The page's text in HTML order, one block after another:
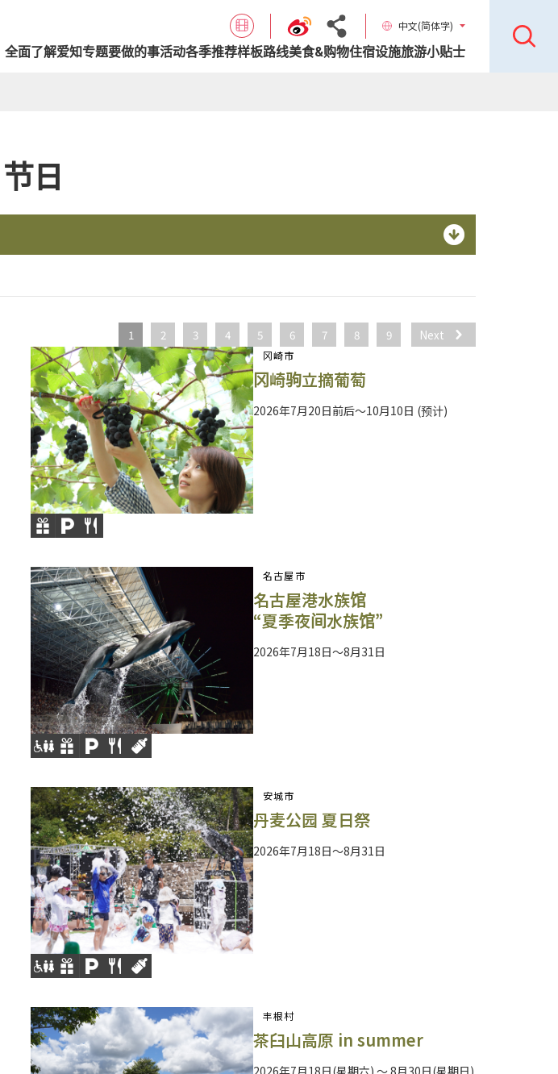
中文(简体字)
全面了解爱知专题要做的事活动各季推荐样板路线美食&购物住宿设施旅游小贴士
节日
1 2 3 4 5 6 7 8 9 Next
冈崎市
冈崎驹立摘葡萄
2026年7月20日前后～10月10日 (预计)
名古屋市
名古屋港水族馆
“夏季夜间水族馆”
2026年7月18日～8月31日
安城市
丹麦公园 夏日祭
2026年7月18日～8月31日
丰根村
茶臼山高原 in summer